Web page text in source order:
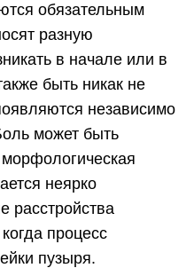
обязательным
разную
в начале или в
быть никак не
независимо
может быть
неярко
расстройства
процесс
пузыря.